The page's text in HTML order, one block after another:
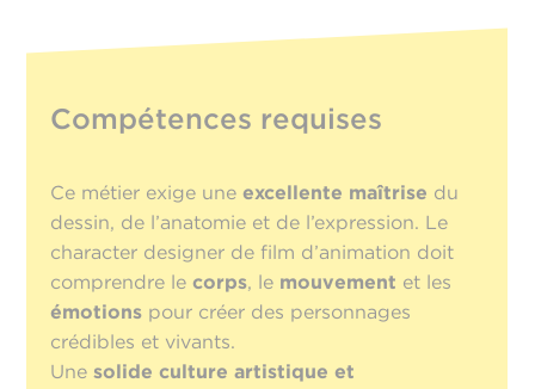
Compétences requises
Ce métier exige uneexcellente maîtrise du
dessin, de l’anatomie et de l’expression. Le
character designer de film d’animation doit
comprendre lecorps, le mouvement et les
émotions pour créer des personnages
crédibles et vivants.
Unesolide culture artistique et